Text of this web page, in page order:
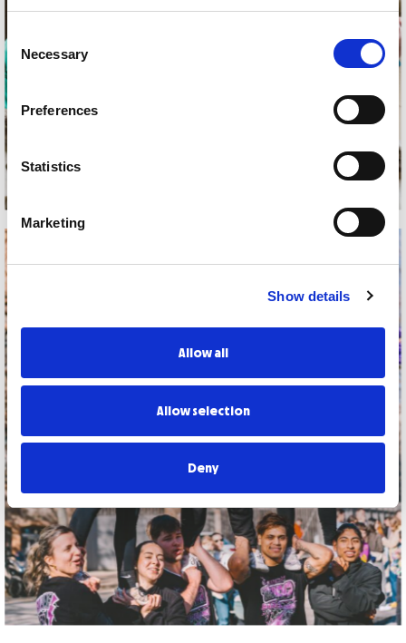
Consent
Selection
Necessary
Preferences
Statistics
Marketing
Show details
Allow all
Allow selection
Deny